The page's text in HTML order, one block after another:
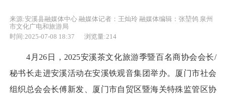
来源:安溪县融媒体中心 融媒体记者：王灿玲 融媒体编辑：张堃鸰 泉州
市文化广电和旅游局
时间:2025-07-08 18:37
浏览量:214
4月26日，2025安溪茶文化旅游季暨百名商协会会长/
秘书长走进安溪活动在安溪铁观音集团举办。厦门市社会
组织总会会长傅新发、厦门市自贸区暨海关特殊监管区协